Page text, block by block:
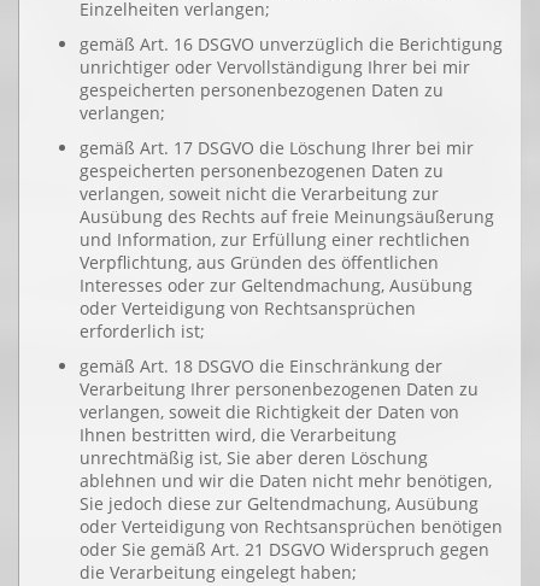
Einzelheiten verlangen;
gemäß Art. 16 DSGVO unverzüglich die Berichtigung
unrichtiger oder Vervollständigung Ihrer bei mir
gespeicherten personenbezogenen Daten zu
verlangen;
gemäß Art. 17 DSGVO die Löschung Ihrer bei mir
gespeicherten personenbezogenen Daten zu
verlangen, soweit nicht die Verarbeitung zur
Ausübung des Rechts auf freie Meinungsäußerung
und Information, zur Erfüllung einer rechtlichen
Verpflichtung, aus Gründen des öffentlichen
Interesses oder zur Geltendmachung, Ausübung
oder Verteidigung von Rechtsansprüchen
erforderlich ist;
gemäß Art. 18 DSGVO die Einschränkung der
Verarbeitung Ihrer personenbezogenen Daten zu
verlangen, soweit die Richtigkeit der Daten von
Ihnen bestritten wird, die Verarbeitung
unrechtmäßig ist, Sie aber deren Löschung
ablehnen und wir die Daten nicht mehr benötigen,
Sie jedoch diese zur Geltendmachung, Ausübung
oder Verteidigung von Rechtsansprüchen benötigen
oder Sie gemäß Art. 21 DSGVO Widerspruch gegen
die Verarbeitung eingelegt haben;